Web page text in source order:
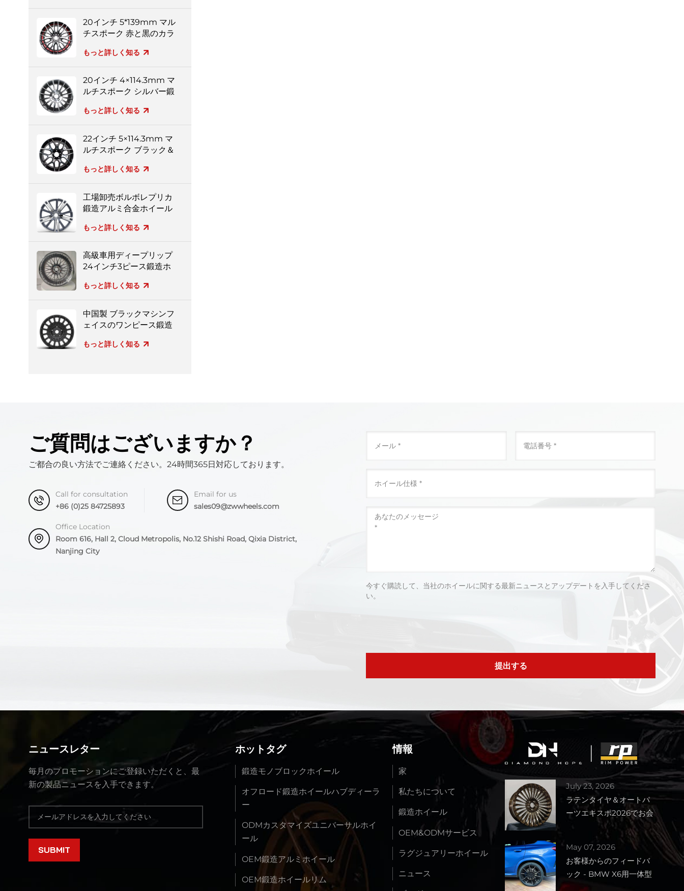
20インチ 5*139mm マル
チスポーク 赤と黒のカラ
もっと詳しく知る
20インチ 4×114.3mm マ
ルチスポーク シルバー鍛
もっと詳しく知る
22インチ 5×114.3mm マ
ルチスポーク ブラック＆
鍛造ホイール
もっと詳しく知る
工場卸売ボルボレプリカ
鍛造アルミ合金ホイール
もっと詳しく知る
高級車用ディープリップ
24インチ3ピース鍛造ホ
もっと詳しく知る
中国製 ブラックマシンフ
ェイスのワンピース鍛造
もっと詳しく知る
ご質問はございますか？
ご都合の良い方法でご連絡ください。24時間365日対応しております。
Call for consultation
+86 (0)25 84725893
Email for us
sales09@zwwheels.com
Office Location
Room 616, Hall 2, Cloud Metropolis, No.12 Shishi Road, Qixia District,
Nanjing City
今すぐ購読して、当社のホイールに関する最新ニュースとアップデートを入手してくださ
い。
提出する
ニュースレター
毎月のプロモーションにご登録いただくと、最
新の製品ニュースを入手できます。
ホットタグ
鍛造モノブロックホイール
オフロード鍛造ホイールハブディーラ
ー
ODMカスタマイズユニバーサルホイ
ール
OEM鍛造アルミホイール
OEM鍛造ホイールリム
情報
家
私たちについて
鍛造ホイール
OEM&ODMサービス
ラグジュアリーホイール
ニュース
July 23, 2026
ラテンタイヤ＆オートパ
ーツエキスポ2026でお会
いしましょう – ブース番
May 07, 2026
お客様からのフィードバ
ック - BMW X6用一体型
鍛造ホイール